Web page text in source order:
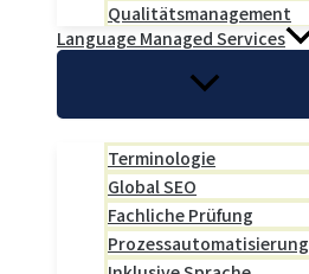
Qualitätsmanagement
Language Managed Services
Terminologie
Global SEO
Fachliche Prüfung
Prozessautomatisierung